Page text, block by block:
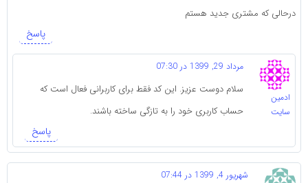
درحالی که مشتری جدید هستم
پاسخ
ادمین
سایت
مرداد 29, 1399 در 07:30
سلام دوست عزیز. این کد فقط برای کاربرانی فعال است که
حساب کاربری خود را به تازگی ساخته باشند.
پاسخ
شهریور 4, 1399 در 07:44